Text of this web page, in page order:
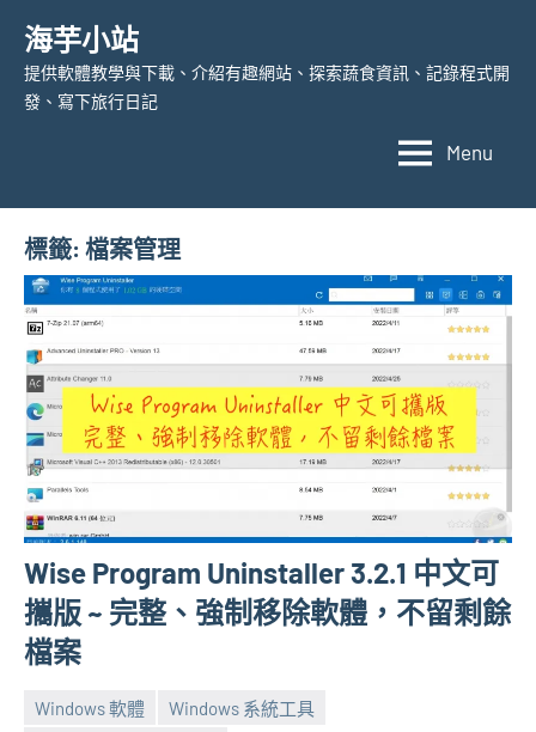
content
海芋小站
提供軟體教學與下載、介紹有趣網站、探索蔬食資訊、記錄程式開
發、寫下旅行日記
Menu
標籤: 檔案管理
Wise Program Uninstaller 3.2.1 中文可
攜版 ~ 完整、強制移除軟體，不留剩餘
檔案
Windows 軟體
Windows 系統工具